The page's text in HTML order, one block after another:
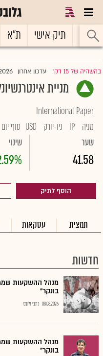
ראשי תיק אישי ת"א
בהשהיה של 15 דק' |עדכון אחרון
מניית
International Paper
מניה
IP ניו-יורק USD סוף יום
שער
41.58
שינוי
הוסף לתיק
תמצית עסקאות
חדשות
מנהל ההשקעות
בונקר"
08.08.2026 כתבי גלובס
מנהל ההשקעות
בונקר"